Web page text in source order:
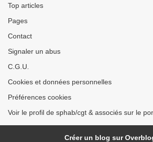
Top articles
Pages
Contact
Signaler un abus
C.G.U.
Cookies et données personnelles
Préférences cookies
Voir le profil de sphab/cgt & associés sur le
Créer un blog sur